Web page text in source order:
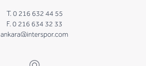
T. 0 216 632 44 55
F. 0 216 634 32 33
ankara@interspor.com